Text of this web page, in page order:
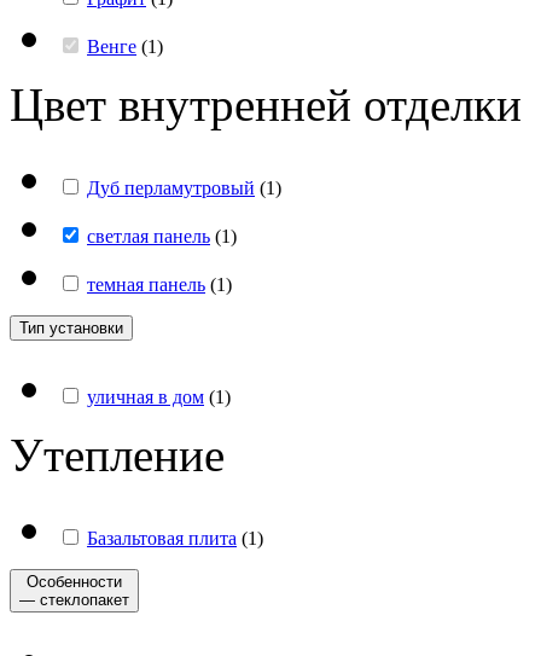
Венге (1)
Цвет внутренней отделки
Дуб перламутровый (1)
светлая панель (1)
темная панель (1)
Тип установки
уличная в дом (1)
Утепление
Базальтовая плита (1)
Особенности
— стеклопакет